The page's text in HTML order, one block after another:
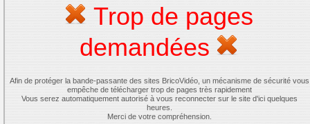
Trop de pages
demandées
Afin de protéger la bande-passante des sites BricoVidéo, un mécanisme de sécurité vous
empêche de télécharger trop de pages très rapidement
Vous serez automatiquement autorisé à vous reconnecter sur le site d'ici quelques
heures.
Merci de votre compréhension.